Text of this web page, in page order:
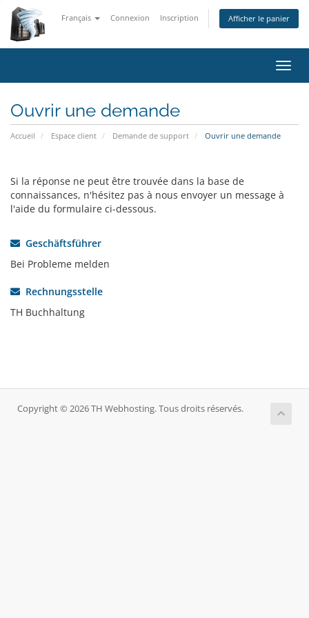
Français Connexion Inscription Afficher le panier
la
Ouvrir une demande
Accueil Espace client Demande de support Ouvrir une demande
Si la réponse ne peut être trouvée dans la base de
connaissances, n'hésitez pas à nous envoyer un message à
l'aide du formulaire ci-dessous.
Geschäftsführer
Bei Probleme melden
Rechnungsstelle
TH Buchhaltung
Copyright © 2026 TH Webhosting. Tous droits réservés.